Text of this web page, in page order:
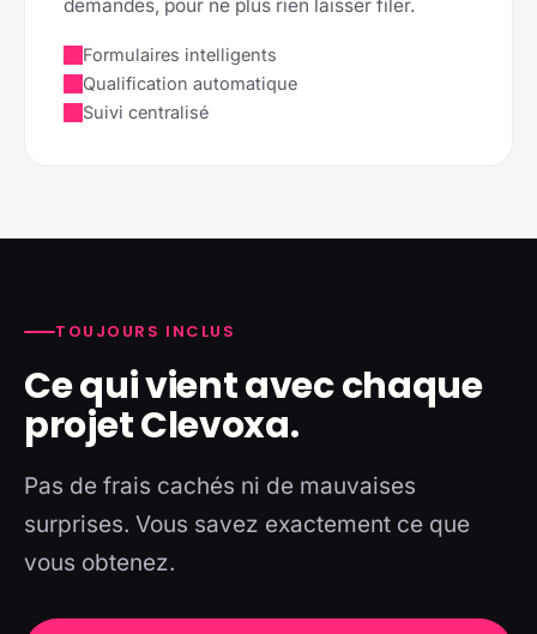
demandes, pour ne plus rien laisser filer.
Formulaires intelligents
Qualification automatique
Suivi centralisé
TOUJOURS INCLUS
Ce qui vient avec chaque
projet Clevoxa.
Pas de frais cachés ni de mauvaises
surprises. Vous savez exactement ce que
vous obtenez.